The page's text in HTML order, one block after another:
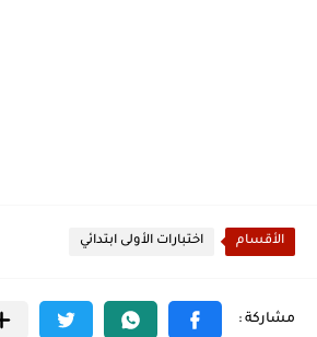
الأقسام اختبارات الأولى ابتدائي